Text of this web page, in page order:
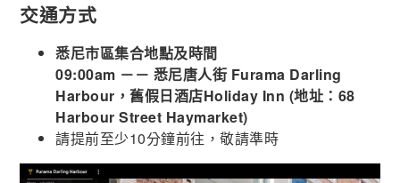
交通方式
悉尼市區集合地點及時間
09:00am －－ 悉尼唐人街 Furama Darling
Harbour，舊假日酒店Holiday Inn (地址：68
Harbour Street Haymarket)
請提前至少10分鐘前往，敬請準時